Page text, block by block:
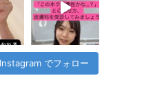
Instagram でフォロー